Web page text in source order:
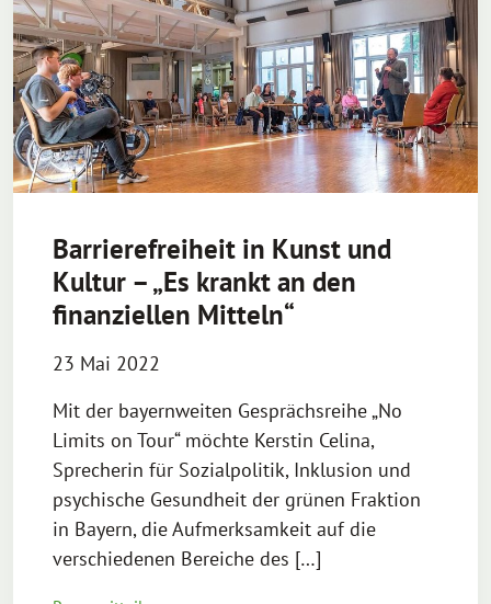
Barrierefreiheit in Kunst und
Kultur – „Es krankt an den
finanziellen Mitteln“
23 Mai 2022
Mit der bayernweiten Gesprächsreihe „No
Limits on Tour“ möchte Kerstin Celina,
Sprecherin für Sozialpolitik, Inklusion und
psychische Gesundheit der grünen Fraktion
in Bayern, die Aufmerksamkeit auf die
verschiedenen Bereiche des […]